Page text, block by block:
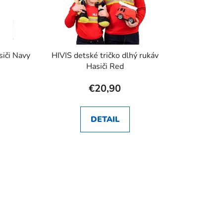
Navy
HIVIS detské tričko dlhý rukáv
Hasiči Red
€20,90
DETAIL